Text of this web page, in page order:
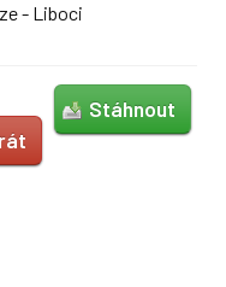
- Liboci
Stáhnout